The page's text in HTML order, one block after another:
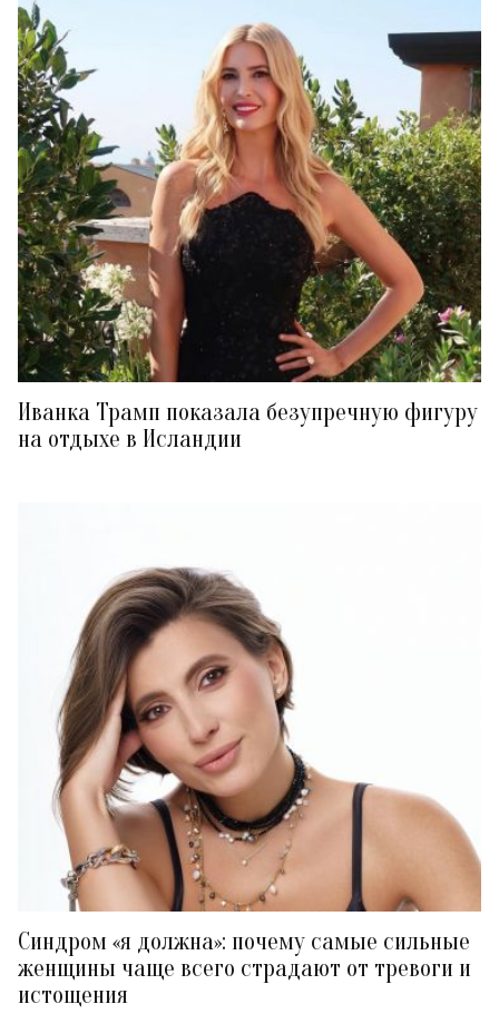
Иванка Трамп показала безупречную фигуру
на отдыхе в Исландии
Синдром «я должна»: почему самые сильные
женщины чаще всего страдают от тревоги и
истощения